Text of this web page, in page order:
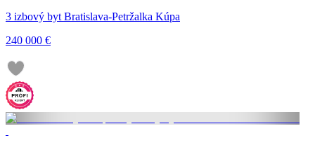
3 izbový byt Bratislava-Petržalka Kúpa
240 000 €